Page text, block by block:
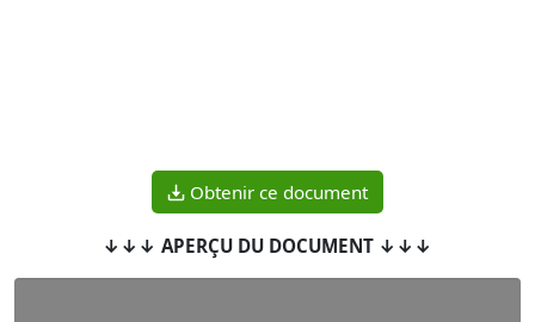
Obtenir ce document
↓↓↓ APERÇU DU DOCUMENT ↓↓↓